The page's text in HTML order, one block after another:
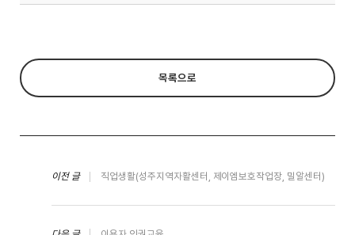
목록으로
이전 글 직업생활(성주지역자활센터, 제이엠보호작업장, 밀알센터)